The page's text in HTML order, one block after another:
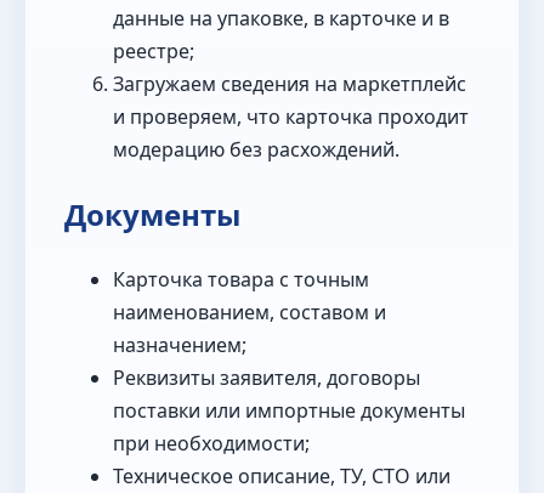
данные на упаковке, в карточке и в
реестре;
Загружаем сведения на маркетплейс
и проверяем, что карточка проходит
модерацию без расхождений.
Документы
Карточка товара с точным
наименованием, составом и
назначением;
Реквизиты заявителя, договоры
поставки или импортные документы
при необходимости;
Техническое описание, ТУ, СТО или